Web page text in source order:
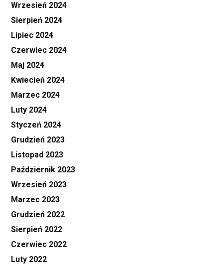
Wrzesień 2024
Sierpień 2024
Lipiec 2024
Czerwiec 2024
Maj 2024
Kwiecień 2024
Marzec 2024
Luty 2024
Styczeń 2024
Grudzień 2023
Listopad 2023
Październik 2023
Wrzesień 2023
Marzec 2023
Grudzień 2022
Sierpień 2022
Czerwiec 2022
Luty 2022